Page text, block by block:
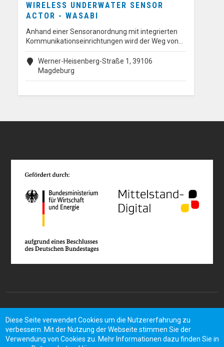
WIRELESS UNDERWATER SENSOR
ACTOR - WASABI
Anhand einer Sensoranordnung mit integrierten
Kommunikationseinrichtungen wird der Weg von…
Werner-Heisenberg-Straße 1, 39106
Magdeburg
Rechtliches
Diese Seite verwendet Cookies um die Nutzererfahrung zu
verbessern. Mit der Nutzung der Webseite stimmen Sie der
Verwendung von Cookies zu. Mehr Informationen dazu finden Sie in